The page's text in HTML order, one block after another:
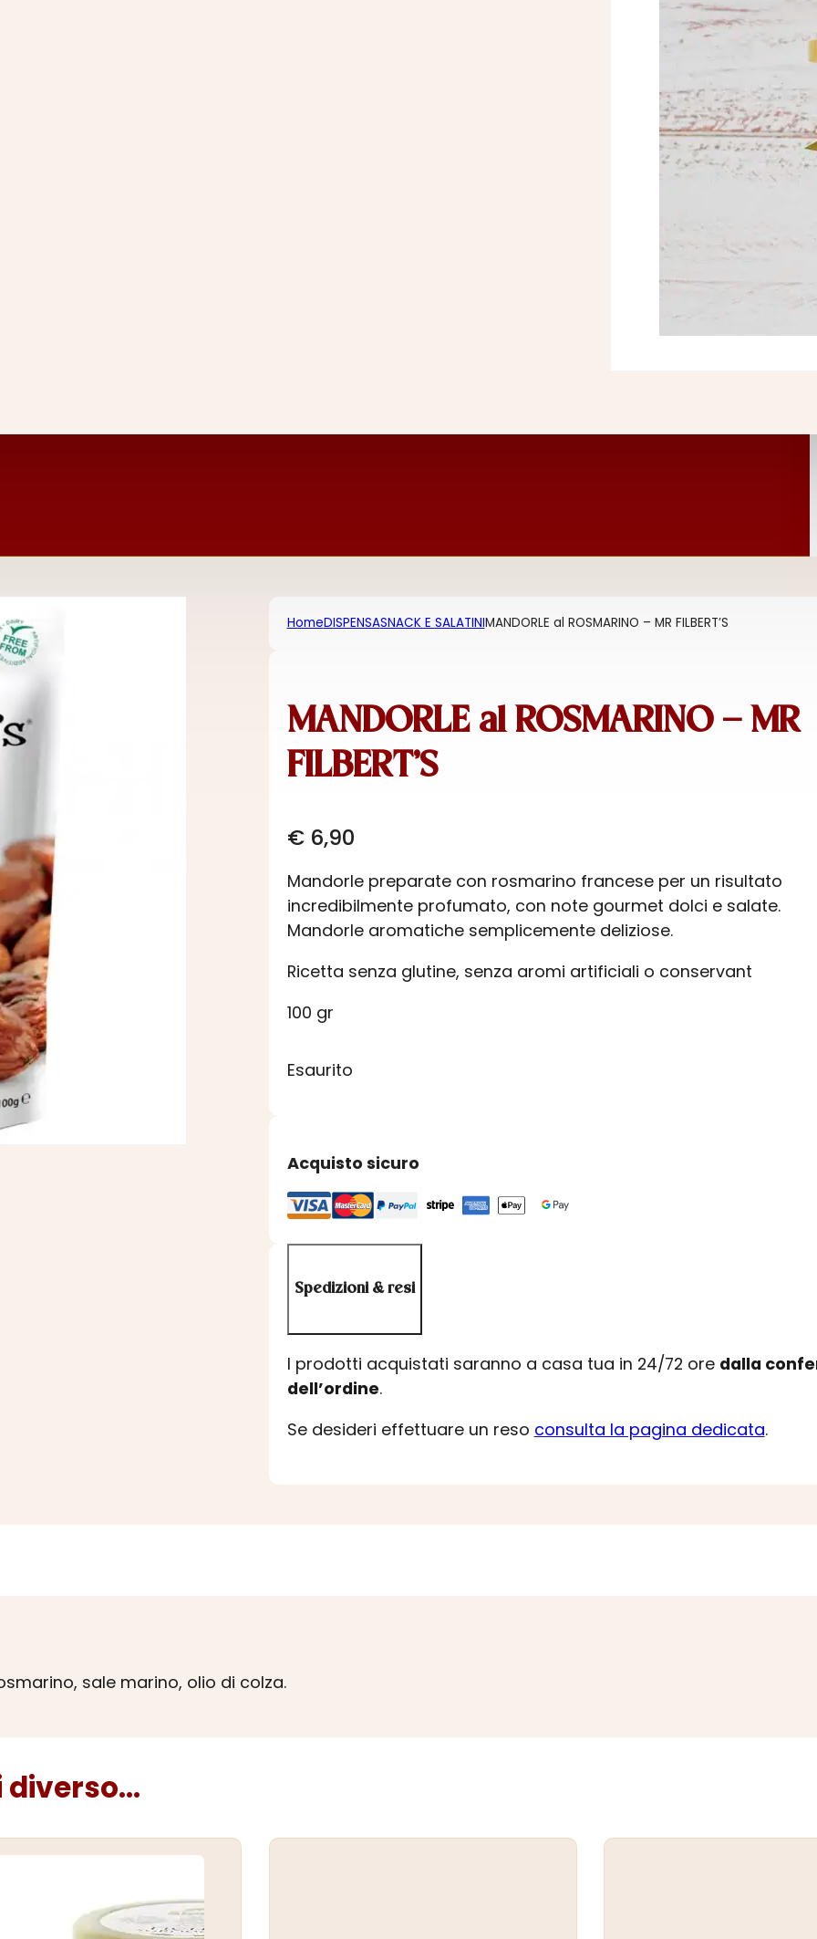
HomeDISPENSASNACK E SALATINIMANDORLE al ROSMARINO – MR FILBERT’S
MANDORLE al ROSMARINO – MR
FILBERT’S
€6,90
Mandorle preparate con rosmarino francese per un risultato
incredibilmente profumato, con note gourmet dolci e salate.
Mandorle aromatiche semplicemente deliziose.
Ricetta senza glutine, senza aromi artificiali o conservant
100 gr
Esaurito
Acquisto sicuro
Spedizioni & resi
I prodotti acquistati saranno a casa tua in 24/72 ore dalla
dell’ordine.
Se desideri effettuare un reso consulta la pagina dedicata.
sale marino, olio di colza.